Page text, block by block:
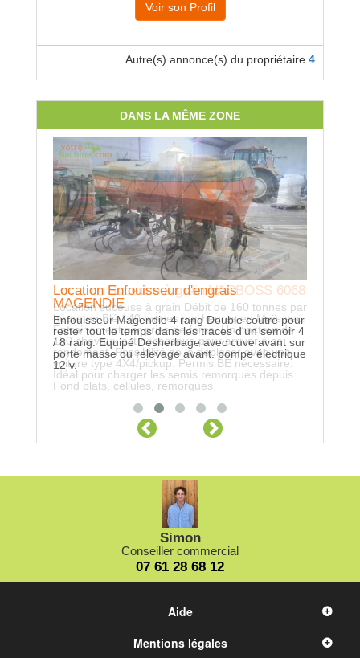
Voir son Profil
Autre(s) annonce(s) du propriétaire 4
DANS LA MÊME ZONE
Location Suceuse à grain VACBOSS 6068
Location suceuse à grain Débit de 160 tonnes par
heure en Blé 140 tonnes par heures en Maïs sec.
Entrainement par prise de force, Un tracteur de
150 chevaux est nécessaire pour arriver à ce
rendement. Possibilité de le déplacer avec une
voiture type 4X4/pickup. Permis BE nécessaire.
Idéal pour charger les semis remorques depuis
Fond plats, cellules, remorques.
Location Enfouisseur d'engrais
MAGENDIE
Enfouisseur Magendie 4 rang Double coutre pour
rester tout le temps dans les traces d'un semoir 4
/ 8 rang. Equipé Desherbage avec cuve avant sur
porte masse ou relevage avant. pompe électrique
12 v.
Simon
Conseiller commercial
07 61 28 68 12
Aide
Mentions légales